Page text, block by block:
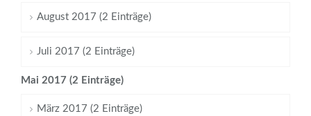
August 2017 (2 Einträge)
Juli 2017 (2 Einträge)
Mai 2017 (2 Einträge)
März 2017 (2 Einträge)